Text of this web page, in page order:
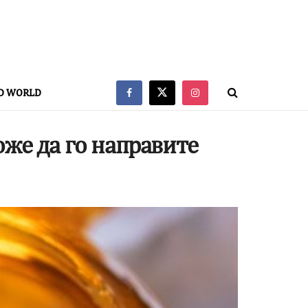
WORLD
да го направите